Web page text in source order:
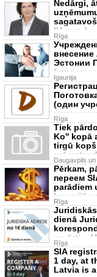
Nedārgi,
IU u. c. ).
Rīga
Эстонии
(
открыти
Igaunija
(один
Rīga
Tiek
Ko'' kopā
tirgū kopš
Daugavpils un
Pērkam,
переем
parādiem
Igaunijā
Rīga
dienā
un ērti. -
Rīga
SIA
1 day, at
Latvia is